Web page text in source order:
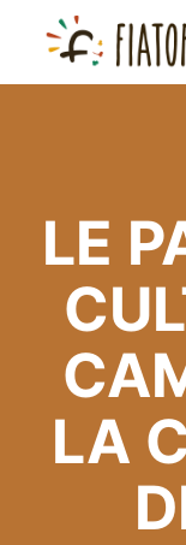
LE
LA